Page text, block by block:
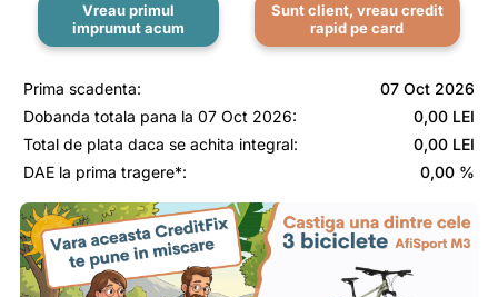
Vreau primul
imprumut acum
Sunt client, vreau credit
rapid pe card
Prima scadenta:
07 Oct 2026
Dobanda totala pana la 07 Oct 2026:
0,00 LEI
Total de plata daca se achita integral:
0,00 LEI
DAE la prima tragere*:
0,00 %